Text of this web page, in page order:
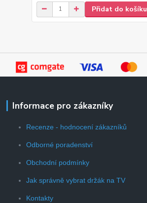
Přidat do košíku
Informace pro zákazníky
Recenze - hodnocení zákazníků
Odborné poradenství
Obchodní podmínky
Jak správně vybrat držák na TV
Kontakty